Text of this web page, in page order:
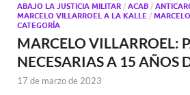
ABAJO LA JUSTICIA MILITAR / ACAB /
MARCELO VILLARROEL A LA KALLE /
CATEGORÍA
MARCELO VILLARROEL:
NECESARIAS A 15 AÑOS
17 de marzo de 2023